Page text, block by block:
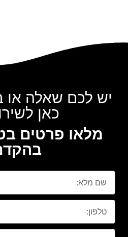
יש לכם שאלה או
כאן
מלאו פרטים